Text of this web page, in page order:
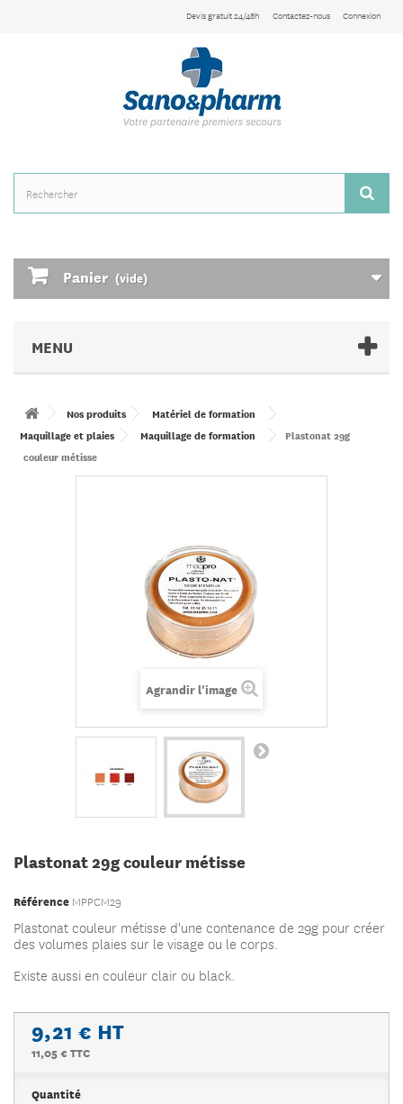
Connexion
Contactez-nous
Devis gratuit 24/48h
Panier (vide)
MENU
Nos produits
Matériel de formation
Maquillage et plaies
Maquillage de formation
Plastonat 29g
couleur métisse
Agrandir l'image
Plastonat 29g couleur métisse
Référence MPPCM29
Plastonat couleur métisse d'une contenance de 29g pour créer
des volumes plaies sur le visage ou le corps.
Existe aussi en couleur clair ou black.
9,21 € HT
11,05 € TTC
Quantité